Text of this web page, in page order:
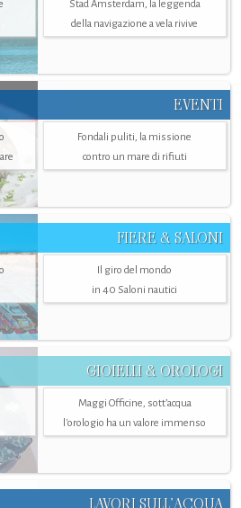
Stad Amsterdam, la leggenda
della navigazione a vela rivive
EVENTI
Fondali puliti, la missione
contro un mare di rifiuti
FIERE & SALONI
Il giro del mondo
in 40 Saloni nautici
GIOIELLI & OROLOGI
Maggi Officine, sott’acqua
l'orologio ha un valore immenso
LAVORI SULL’ACQUA